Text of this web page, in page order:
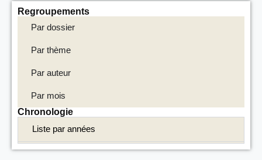
Regroupements
Par dossier
Par thème
Par auteur
Par mois
Chronologie
Liste par années